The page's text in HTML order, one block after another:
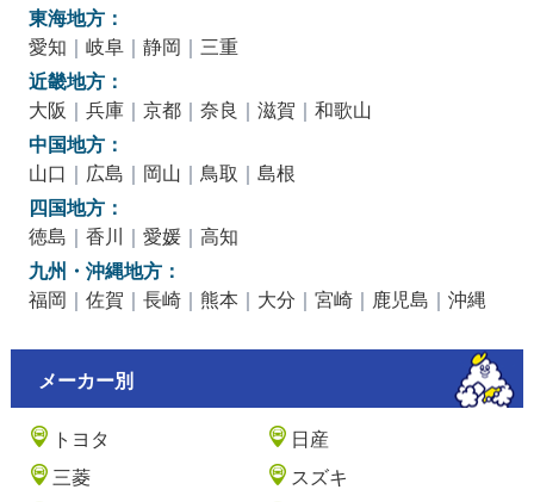
東海地方：
愛知 ｜ 岐阜｜ 静岡 ｜ 三重
近畿地方：
大阪 ｜ 兵庫｜ 京都｜ 奈良 ｜ 滋賀 ｜ 和歌山
中国地方：
山口 ｜ 広島 ｜ 岡山 ｜ 鳥取 ｜ 島根
四国地方：
徳島 ｜ 香川 ｜ 愛媛｜ 高知
九州・沖縄地方：
福岡 ｜ 佐賀 ｜ 長崎｜ 熊本 ｜ 大分 ｜ 宮崎｜ 鹿児島 ｜ 沖縄
メーカー別
トヨタ
日産
三菱
スズキ